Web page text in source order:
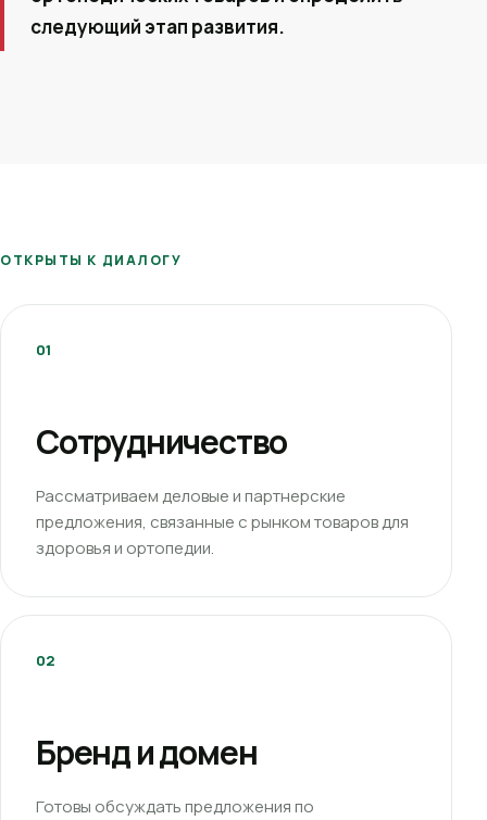
следующий этап развития.
ОТКРЫТЫ К ДИАЛОГУ
01
Сотрудничество
Рассматриваем деловые и партнерские
предложения, связанные с рынком товаров для
здоровья и ортопедии.
02
Бренд и домен
Готовы обсуждать предложения по